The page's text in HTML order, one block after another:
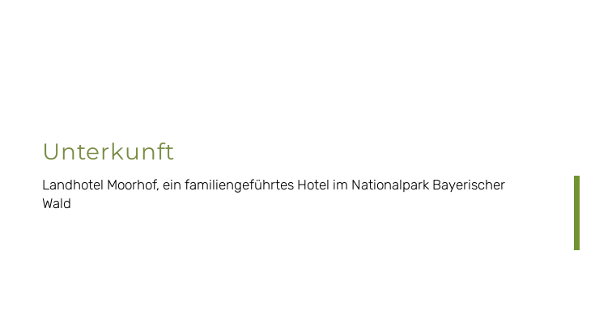
Unterkunft
Landhotel Moorhof, ein familiengeführtes Hotel im Nationalpark Bayerischer
Wald